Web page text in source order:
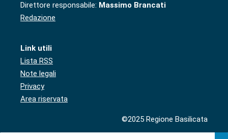
Direttore responsabile: Massimo Brancati
Redazione
Link utili
Lista RSS
Note legali
Privacy
Area riservata
©2025 Regione Basilicata